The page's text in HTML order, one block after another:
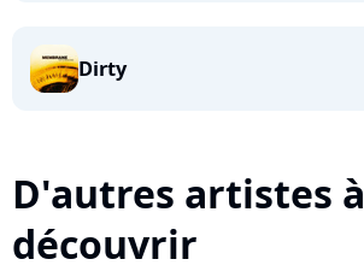
Dirty
D'autres artistes à
découvrir